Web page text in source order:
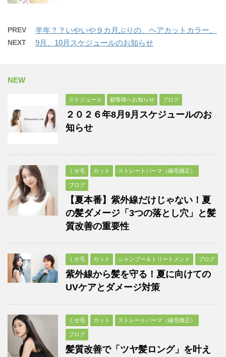
PREV 半年？？いやいや９カ月ぶりの、ヘアカットカラー。
NEXT 9月、10月スケジュールのお知らせ
NEW
スケジュール 顧客様へお知らせ ブログ
２０２６年8月9月スケジュールのお
知らせ
くせ毛 カット ストレートパーマ（縮毛矯正）
ブログ
【夏本番】紫外線だけじゃない！夏
の髪ダメージ「3つの落とし穴」と髪
質改善の重要性
くせ毛 カット シャンプー＆トリートメント ブログ
紫外線から髪を守る！夏に向けての
UVケアとダメージ対策
くせ毛 カット ストレートパーマ（縮毛矯正）
ブログ
髪質改善で「ツヤ髪ロング」を叶え